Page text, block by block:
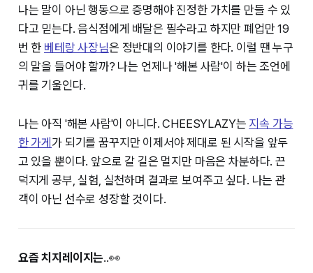
나는 말이 아닌 행동으로 증명해야 진정한 가치를 만들 수 있
다고 믿는다. 음식점에게 배달은 필수라고 하지만 폐업만 19
번 한 베테랑 사장님은 정반대의 이야기를 한다. 이럴 땐 누구
의 말을 들어야 할까? 나는 언제나 '해본 사람'이 하는 조언에
귀를 기울인다.
나는 아직 '해본 사람'이 아니다. CHEESYLAZY는 지속 가능
한 가게 가 되기를 꿈꾸지만 이제서야 제대로 된 시작을 앞두
고 있을 뿐이다. 앞으로 갈 길은 멀지만 마음은 차분하다. 끈
덕지게 공부, 실험, 실천하며 결과로 보여주고 싶다. 나는 관
객이 아닌 선수로 성장할 것이다.
요즘 치지레이지는..👀